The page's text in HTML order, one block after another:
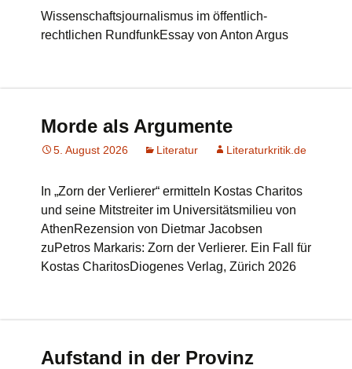
Wissenschaftsjournalismus im öffentlich-
rechtlichen RundfunkEssay von Anton Argus
Morde als Argumente
5. August 2026 Literatur Literaturkritik.de
In „Zorn der Verlierer“ ermitteln Kostas Charitos
und seine Mitstreiter im Universitätsmilieu von
AthenRezension von Dietmar Jacobsen
zuPetros Markaris: Zorn der Verlierer. Ein Fall für
Kostas CharitosDiogenes Verlag, Zürich 2026
Aufstand in der Provinz